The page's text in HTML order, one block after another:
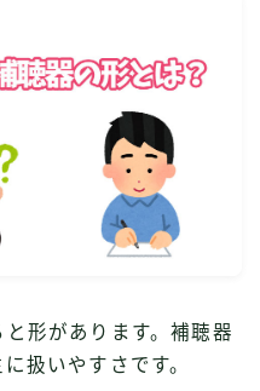
形があります。補聴器
扱いやすさです。